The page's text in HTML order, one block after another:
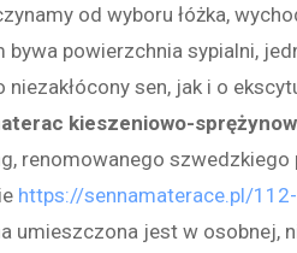
od wyboru łóżka,
powierzchnia sypialni,
sen, jak i o
kieszeniowo-
renomowanego
https://sennamaterace.pl/
umieszczona jest w osobnej,